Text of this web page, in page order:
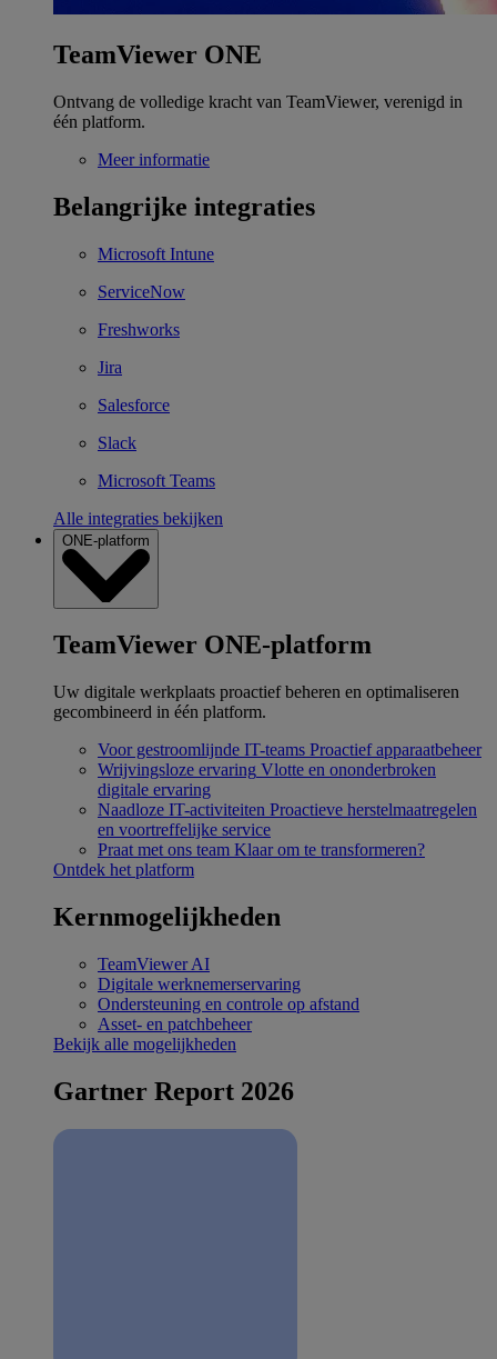
TeamViewer ONE
Ontvang de volledige kracht van TeamViewer, verenigd in
één platform.
Meer informatie
Belangrijke integraties
Microsoft Intune
ServiceNow
Freshworks
Jira
Salesforce
Slack
Microsoft Teams
Alle integraties bekijken
ONE-platform
TeamViewer ONE-platform
Uw digitale werkplaats proactief beheren en optimaliseren
gecombineerd in één platform.
Voor gestroomlijnde IT-teams Proactief apparaatbeheer
Wrijvingsloze ervaring Vlotte en ononderbroken
digitale ervaring
Naadloze IT-activiteiten Proactieve herstelmaatregelen
en voortreffelijke service
Praat met ons team Klaar om te transformeren?
Ontdek het platform
Kernmogelijkheden
TeamViewer AI
Digitale werknemerservaring
Ondersteuning en controle op afstand
Asset- en patchbeheer
Bekijk alle mogelijkheden
Gartner Report 2026